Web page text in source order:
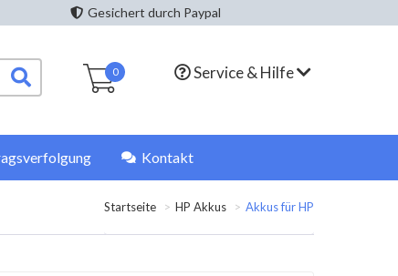
Gesichert durch Paypal
0 Service & Hilfe
Kontakt
Startseite HP Akkus Akkus für HP